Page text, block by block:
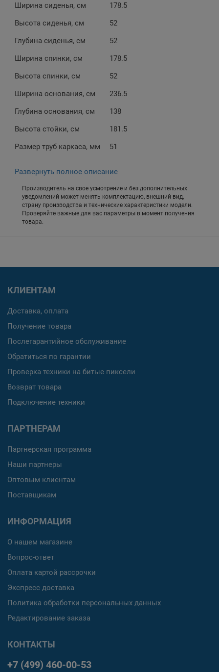
Ширина сиденья, см
178.5
Высота сиденья, см
52
Глубина сиденья, см
52
Ширина спинки, см
178.5
Высота спинки, см
52
Ширина основания, см
236.5
Глубина основания, см
138
Высота стойки, см
181.5
Размер труб каркаса, мм
51
Развернуть полное описание
Производитель на свое усмотрение и без дополнительных
уведомлений может менять комплектацию, внешний вид,
страну производства и технические характеристики модели.
Проверяйте важные для вас параметры в момент получения
товара.
КЛИЕНТАМ
Доставка, оплата
Получение товара
Послегарантийное обслуживание
Обратиться по гарантии
Проверка техники на битые пиксели
Возврат товара
Подключение техники
ПАРТНЕРАМ
Партнерская программа
Наши партнеры
Оптовым клиентам
Поставщикам
ИНФОРМАЦИЯ
О нашем магазине
Вопрос-ответ
Оплата картой рассрочки
Экспресс доставка
Политика обработки персональных данных
Редактирование заказа
КОНТАКТЫ
+7 (499) 460-00-53